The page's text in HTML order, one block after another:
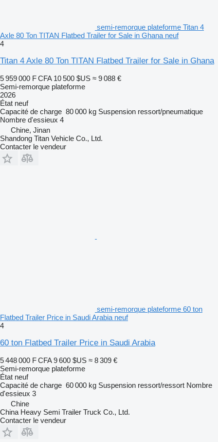
semi-remorque plateforme Titan 4
Axle 80 Ton TITAN Flatbed Trailer for Sale in Ghana neuf
4
Titan 4 Axle 80 Ton TITAN Flatbed Trailer for Sale in Ghana
5 959 000 F CFA 10 500 $US ≈ 9 088 €
Semi-remorque plateforme
2026
État neuf
Capacité de charge 80 000 kg Suspension ressort/pneumatique
Nombre d'essieux 4
Chine, Jinan
Shandong Titan Vehicle Co., Ltd.
Contacter le vendeur
semi-remorque plateforme 60 ton
Flatbed Trailer Price in Saudi Arabia neuf
4
60 ton Flatbed Trailer Price in Saudi Arabia
5 448 000 F CFA 9 600 $US ≈ 8 309 €
Semi-remorque plateforme
État neuf
Capacité de charge 60 000 kg Suspension ressort/ressort Nombre
d'essieux 3
Chine
China Heavy Semi Trailer Truck Co., Ltd.
Contacter le vendeur